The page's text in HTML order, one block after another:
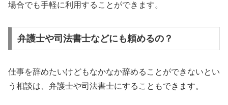
場合でも手軽に利用することができます。
弁護士や司法書士などにも頼めるの？
仕事を辞めたいけどもなかなか辞めることができないとい
う相談は、弁護士や司法書士にすることもできます。